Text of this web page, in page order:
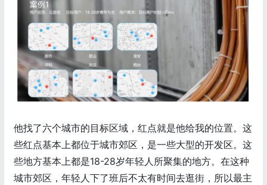
他找了六个城市的目标区域，红点就是他给我的位置。这
些红点基本上都位于城市郊区，是一些大型的开发区。这
些地方基本上都是18-28岁年轻人所聚集的地方。在这种
城市郊区，年轻人下了班后不太有时间去逛街，所以最主